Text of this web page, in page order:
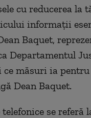
cu reducerea la
informații
Baquet,
Departamentul
măsuri ia pentru
Dean Baquet.
se referă